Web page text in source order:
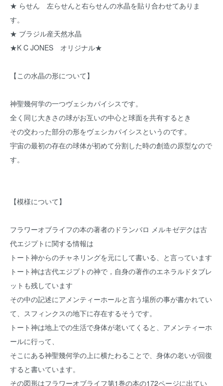
★ らせん 左らせんと右らせんの水晶を貼り合わせてありま
す。
★ ブラジル産天然水晶
★K C JONES オリジナル★
【この水晶の形について】
神聖幾何学の一つヴェシカパイシスです。
全く同じ大きさの球がお互いの中心と球面を共有するとき
その交わった部分の形をヴェシカパイシスというのです。
宇宙の最初の存在の球体が初めて分割した時の創造の原型なので
す。
【模様について】
フラワーオブライフの本の著者のドランバロ メルキゼデクは古
代エジプトに関する情報は
トート神からのチャネリングを元にして書いる、と言っています
トート神は古代エジプトの神で，自身の著作のエネラルドタブレ
ットも残しています
その中の記述にアメンティーホールと言う場所の事が書かれてい
て、スフィンクスの地下に存在するそうです。
トート神は地上での生活で身体が老いてくると、アメンティーホ
ールに行って、
そこにある神聖幾何学の上に横たわることで、身体の老いが回復
すると書いています。
その図形はフラワーオブライフ第1巻の本の172ページに出てい